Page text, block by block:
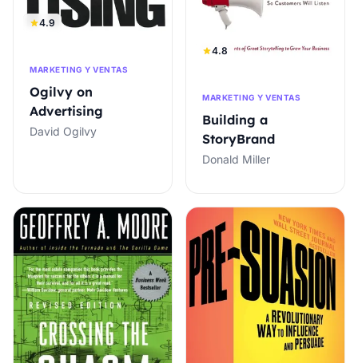
4.9
MARKETING Y VENTAS
Ogilvy on
Advertising
David Ogilvy
4.8
MARKETING Y VENTAS
Building a
StoryBrand
Donald Miller